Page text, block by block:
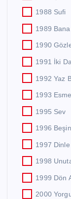
1988 Sufi
1989
1990
1991 İki
1992 Yaz
1993
1995 Sev
1996
1997 Dinle
1998
1999 Dön
2000